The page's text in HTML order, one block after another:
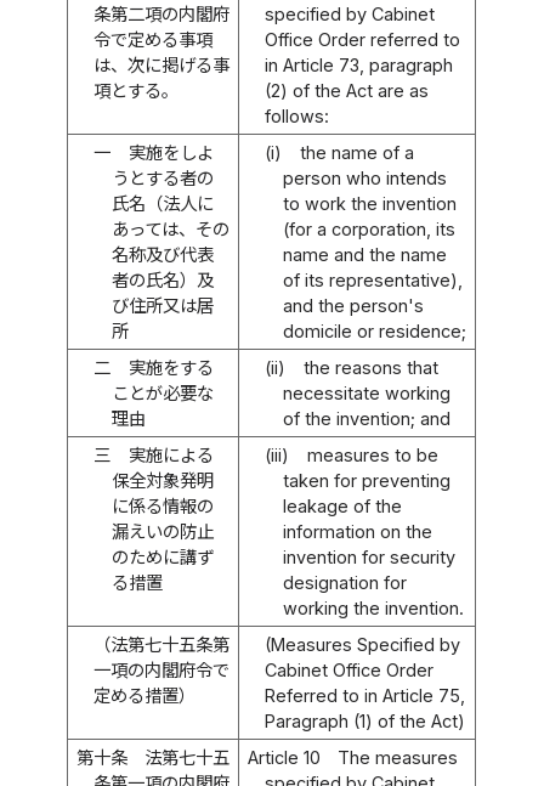
条第二項の内閣府
令で定める事項
は、次に掲げる事
項とする。
specified by Cabinet
Office Order referred to
in Article 73, paragraph
(2) of the Act are as
follows:
一
実施をしよ
うとする者の
氏名（法人に
あっては、その
名称及び代表
者の氏名）及
び住所又は居
所
(i)
the name of a
person who intends
to work the invention
(for a corporation, its
name and the name
of its representative),
and the person's
domicile or residence;
二
実施をする
ことが必要な
理由
(ii)
the reasons that
necessitate working
of the invention; and
三
実施による
保全対象発明
に係る情報の
漏えいの防止
のために講ず
る措置
(iii)
measures to be
taken for preventing
leakage of the
information on the
invention for security
designation for
working the invention.
（法第七十五条第
一項の内閣府令で
定める措置）
(Measures Specified by
Cabinet Office Order
Referred to in Article 75,
Paragraph (1) of the Act)
第十条
法第七十五
Article 10
The measures